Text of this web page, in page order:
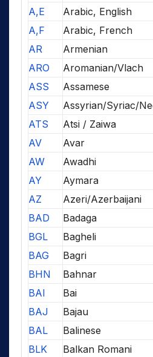
A,E
Arabic, English
A,F
Arabic, French
AR
Armenian
ARO
Aromanian/Vlach
ASS
Assamese
ASY
Assyrian/Syriac/
ATS
Atsi / Zaiwa
AV
Avar
AW
Awadhi
AY
Aymara
AZ
Azeri/Azerbaijani
BAD
Badaga
BGL
Bagheli
BAG
Bagri
BHN
Bahnar
BAI
Bai
BAJ
Bajau
BAL
Balinese
BLK
Balkan Romani